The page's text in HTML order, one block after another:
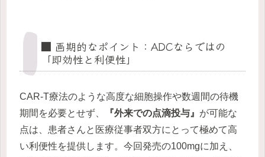
■ 画期的なポイント：ADCならではの
「即効性と利便性」
CAR-T療法のような高度な細胞操作や数週間の待機
期間を必要とせず、
『外来での点滴投与』 が可能な
点は、患者さんと医療従事者双方にとって極めて高
い利便性を提供します。今回発売の100mgに加え、